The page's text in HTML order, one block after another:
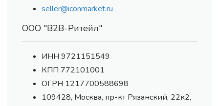
seller@iconmarket.ru
ООО "В2В-Ритейл"
ИНН 9721151549
КПП 772101001
ОГРН 1217700588698
109428, Москва, пр-кт Рязанский, 22к2,